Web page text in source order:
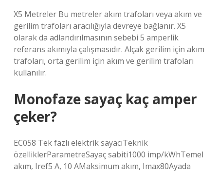
X5 Metreler Bu metreler akım trafoları veya akım ve
gerilim trafoları aracılığıyla devreye bağlanır. X5
olarak da adlandırılmasının sebebi 5 amperlik
referans akımıyla çalışmasıdır. Alçak gerilim için akım
trafoları, orta gerilim için akım ve gerilim trafoları
kullanılır.
Monofaze sayaç kaç amper
çeker?
EC058 Tek fazlı elektrik sayacıTeknik
özelliklerParametreSayaç sabiti1000 imp/kWhTemel
akım, Iref5 A, 10 AMaksimum akım, Imax80Ayada